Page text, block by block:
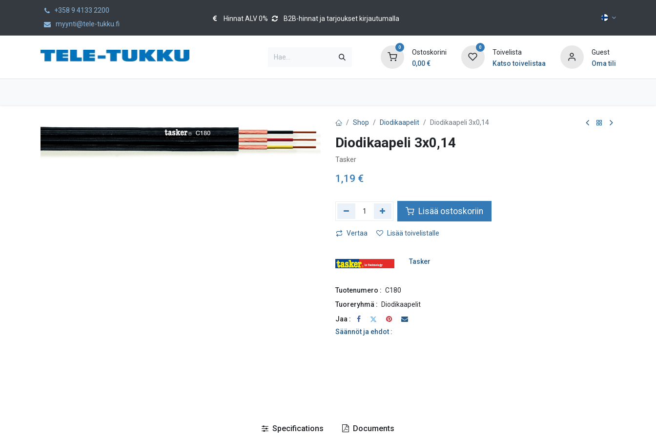
+358 9 4133 2200
myynti@tele-tukku.fi
Hinnat ALV 0% B2B-hinnat ja tarjoukset kirjautumalla
0
Ostoskorini
0,00€
0
Toivelista
Katso toivelistaa
Guest
Oma tili
Shop Diodikaapelit Diodikaapeli 3x0,14
Diodikaapeli 3x0,14
Tasker
1,19 €
Lisää ostoskoriin
Vertaa Lisää toivelistalle
Tasker
Tuotenumero : C180
Tuoreryhmä :
Diodikaapelit
Jaa :
Säännöt ja ehdot :
Specifications Documents